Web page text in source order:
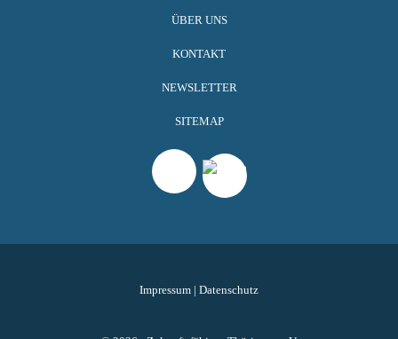
ÜBER UNS
KONTAKT
NEWSLETTER
SITEMAP
Impressum | Datenschutz